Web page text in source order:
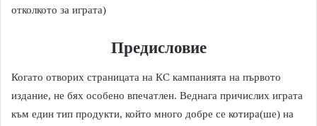
отколкото за играта)
Предисловие
Когато отворих страницата на КС кампанията на първото
издание, не бях особено впечатлен. Веднага причислих играта
към един тип продукти, който много добре се котира(ше) на